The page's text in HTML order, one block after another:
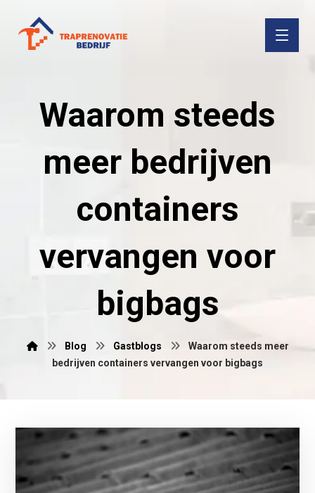
Waarom steeds
meer bedrijven
containers
vervangen voor
bigbags
Blog Gastblogs
Waarom steeds meer
bedrijven containers vervangen voor bigbags